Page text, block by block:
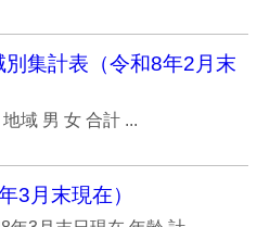
集計表（令和8年2月末
域 男 女 合計 ...
3月末現在）